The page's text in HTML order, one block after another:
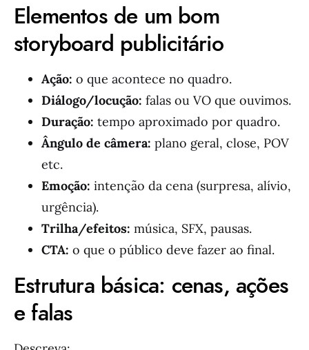
Elementos de um bom
storyboard publicitário
Ação: o que acontece no quadro.
Diálogo/locução: falas ou VO que ouvimos.
Duração: tempo aproximado por quadro.
Ângulo de câmera: plano geral, close, POV
etc.
Emoção: intenção da cena (surpresa, alívio,
urgência).
Trilha/efeitos: música, SFX, pausas.
CTA: o que o público deve fazer ao final.
Estrutura básica: cenas, ações
e falas